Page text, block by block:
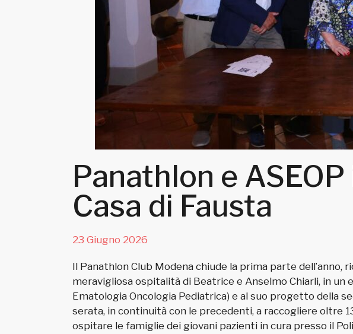
Panathlon e
Casa di Fausta
23 Giugno 2026
Il Panathlon Club Modena chiude la prima parte dell’anno,
meravigliosa ospitalità di Beatrice e Anselmo Chiarli, in un
Ematologia Oncologia Pediatrica) e al suo progetto della
serata, in continuità con le precedenti, a raccogliere oltre
ospitare le famiglie dei giovani pazienti in cura presso il